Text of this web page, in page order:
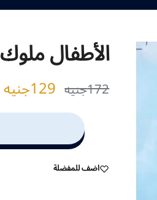
الأطفال ملوك
172جنيه 129جنيه
اضف للمفضلة